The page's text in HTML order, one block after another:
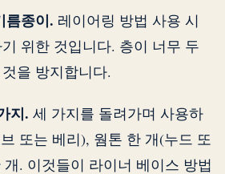
름종이. 레이어링 방법 사용 시
위한 것입니다. 층이 너무 두
을 방지합니다.
지. 세 가지를 돌려가며 사용하
또는 베리), 웜톤 한 개(누드 또
. 이것들이 라이너 베이스 방법